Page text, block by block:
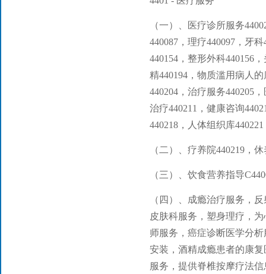
（一）、医疗诊所服务
440087，理疗440097，牙
440154，整形外科440156
精440194，物质滥用病人
440204，治疗服务440205
治疗440211，健康咨询
440218，人体组织库440221
（二）、疗养院440219，
（三）、饮食营养指导
（四）、成瘾治疗服务，
皮肤科服务，塑身理疗，
师服务，癌症诊断医学分析
安装，酒精成瘾患者的康
服务，提供脊椎按摩疗法